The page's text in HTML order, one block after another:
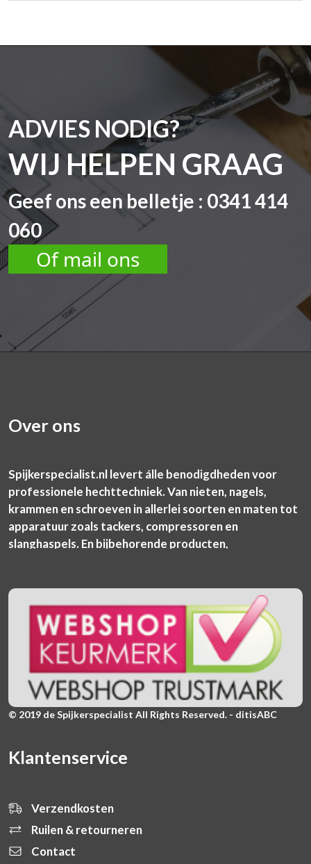
ADVIES NODIG?
WIJ HELPEN GRAAG
Geef ons een belletje : 0341 414
060
Of mail ons
Over ons
Spijkerspecialist.nl levert álle benodigdheden voor
professionele hechttechniek. Van nieten, nagels,
krammen en schroeven in allerlei soorten en maten tot
apparatuur zoals tackers, compressoren en
slanghaspels. En bijbehorende producten,
© 2019 de Spijkerspecialist All Rights Reserved. - ditisABC
Klantenservice
Verzendkosten
Ruilen & retourneren
Contact